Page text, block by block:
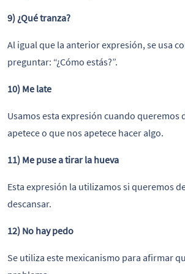
9) ¿Qué tranza?
Al igual que la anterior expresión, se usa
preguntar: “¿Cómo estás?”.
10) Me late
Usamos esta expresión cuando queremos
apetece o que nos apetece hacer algo.
11) Me puse a tirar la hueva
Esta expresión la utilizamos si queremos
descansar.
12) No hay pedo
Se utiliza este mexicanismo para afirmar